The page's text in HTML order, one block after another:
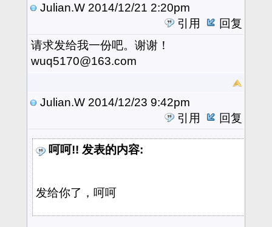
Julian.W 2014/12/21 2:20pm
引用
回复
请求发给我一份吧。谢谢！
wuq5170@163.com
Julian.W 2014/12/23 9:42pm
引用
回复
呵呵!! 发表的内容:
发给你了，呵呵